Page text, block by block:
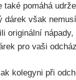
také pomáhá
dárek však
originální
pro vaši
kolegyni při